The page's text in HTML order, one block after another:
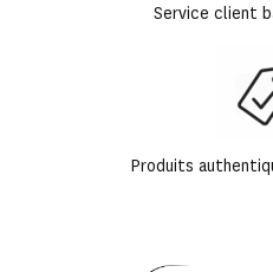
Service client
Produits